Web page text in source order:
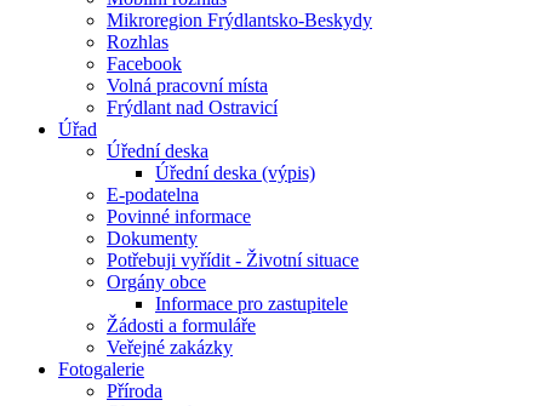
Mikroregion Frýdlantsko-Beskydy
Rozhlas
Facebook
Volná pracovní místa
Frýdlant nad Ostravicí
Úřad
Úřední deska
Úřední deska (výpis)
E-podatelna
Povinné informace
Dokumenty
Potřebuji vyřídit - Životní situace
Orgány obce
Informace pro zastupitele
Žádosti a formuláře
Veřejné zakázky
Fotogalerie
Příroda